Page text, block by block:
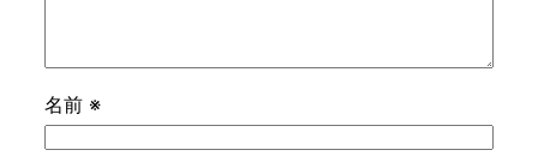
名前 ※